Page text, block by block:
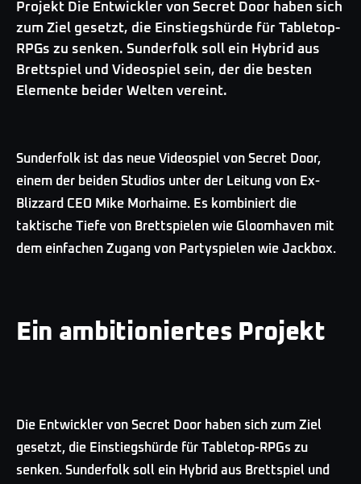
Projekt Die Entwickler von Secret Door haben sich
zum Ziel gesetzt, die Einstiegshürde für Tabletop-
RPGs zu senken. Sunderfolk soll ein Hybrid aus
Brettspiel und Videospiel sein, der die besten
Elemente beider Welten vereint.
Sunderfolk ist das neue Videospiel von Secret Door,
einem der beiden Studios unter der Leitung von Ex-
Blizzard CEO Mike Morhaime. Es kombiniert die
taktische Tiefe von Brettspielen wie Gloomhaven mit
dem einfachen Zugang von Partyspielen wie Jackbox.
Ein ambitioniertes Projekt
Die Entwickler von Secret Door haben sich zum Ziel
gesetzt, die Einstiegshürde für Tabletop-RPGs zu
senken. Sunderfolk soll ein Hybrid aus Brettspiel und